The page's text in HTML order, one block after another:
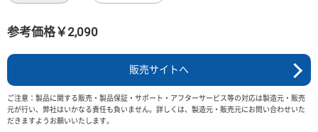
参考価格￥2,090
販売サイトへ
ご注意：製品に関する販売・製品保証・サポート・アフターサービス等の対応は製造元・販売
元が行い、弊社はいかなる責任も負いません。詳しくは、製造元・販売元にお問い合わせいた
だきますようお願いいたします。